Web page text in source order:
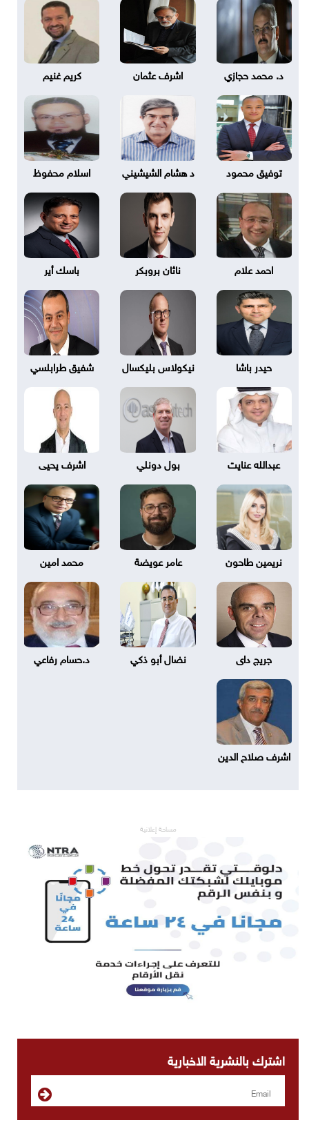
د. محمد حجازي اشرف عثمان كريم غنيم
توفيق محمود د هشام الشيشيني اسلام محفوظ
احمد علام ناثان بروبكر باسك أير
حيدر باشا نيكولاس بليكسال شفيق طرابلسي
عبدالله عنايت بول دونلي اشرف يحيى
نريمين طاحون عامر عويضة محمد امين
جريج داى نضال أبو ذكي د.حسام رفاعي
اشرف صلاح الدين
مساحة إعلانية
اشترك بالنشرية الاخبارية